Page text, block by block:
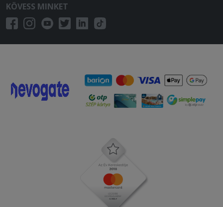
KÖVESS MINKET